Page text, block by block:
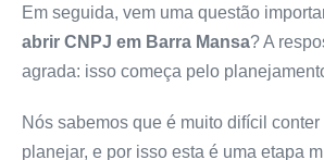
Em seguida, vem uma questão
abrir CNPJ em Barra Mansa? A
agrada: isso começa pelo
Nós sabemos que é muito difícil
planejar, e por isso esta é uma etapa